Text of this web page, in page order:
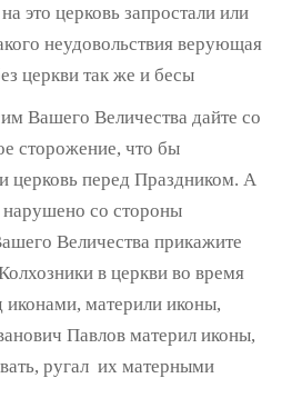
это церковь запростали или
неудовольствия верующая
церкви так же и бесы
Вашего Величества дайте со
сторожение, что бы
церковь перед Праздником. А
нарушено со стороны
Величества прикажите
в церкви во время
иконами, материли иконы,
Павлов материл иконы,
ругал их матерными